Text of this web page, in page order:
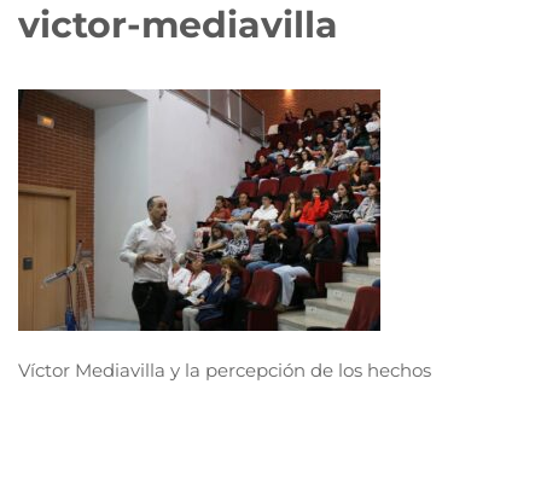
victor-mediavilla
Víctor Mediavilla y la percepción de los hechos